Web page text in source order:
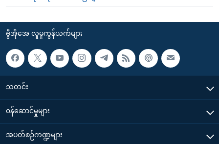
ဗွီအိုအေ လူမှုကွန်ယက်များ
သတင်း
၀န်ဆောင်မှုများ
အပတ်စဉ်ကဏ္ဍများ